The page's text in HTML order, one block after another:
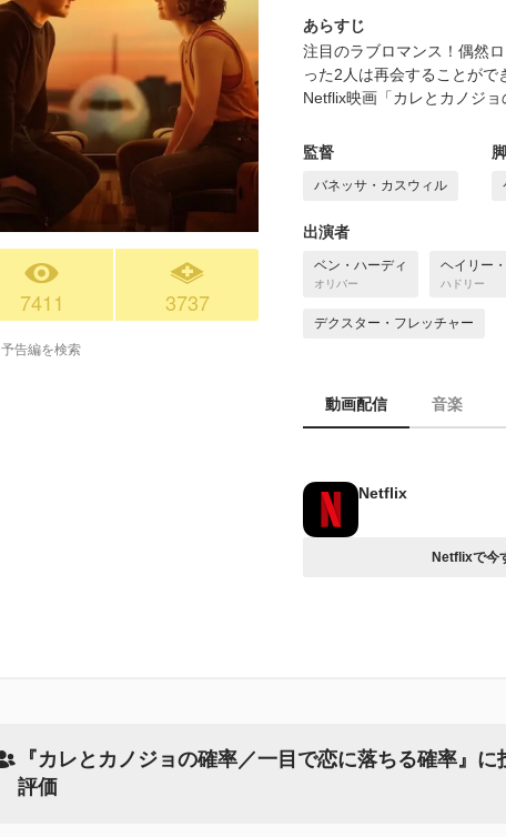
7411 3737
予告編を検索
あらすじ
注目のラブロマンス！偶然
った2人は再会することがで
Netflix映画「カレとカノジ
監督
バネッサ・カスウィル
出演者
ベン・ハーディ
オリバー
ヘイリー
ハドリー
デクスター・フレッチャー
動画配信 音楽
Netflix
Netflixで今
『カレとカノジョの確率／一目で恋に落ちる確率』に
評価